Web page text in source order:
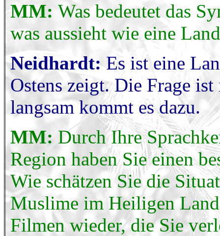
MM: Was bedeutet das
was aussieht wie eine
Neidhardt:Es ist eine
Ostens zeigt. Die Frage
langsam kommt es dazu.
MM: Durch Ihre
Region haben Sie einen
Wie schätzen Sie die
Muslime im Heiligen
Filmen wieder, die Sie